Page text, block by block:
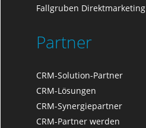
Fallgruben Direktmarketing
Partner
CRM-Solution-Partner
CRM-Lösungen
CRM-Synergiepartner
CRM-Partner werden